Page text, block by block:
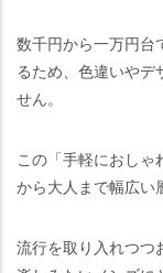
数千円から一万円台
るため、色違いやデ
せん。
この「手軽におしゃ
から大人まで幅広い
流行を取り入れつつ